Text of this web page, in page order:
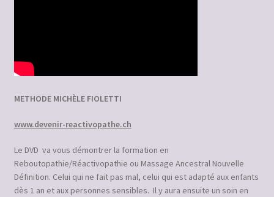
METHODE MICHÈLE FIOLETTI
www.devenir-reactivopathe.ch
Le DVD va vous démontrer la formation en
Reboutopathie/Réactivopathie ou Massage Ancestral Nouvelle
Définition. Celui qui ne fait pas mal, celui qui est adapté aux enfants
dès 1 an et aux personnes sensibles. Il y aura ensuite un soin en